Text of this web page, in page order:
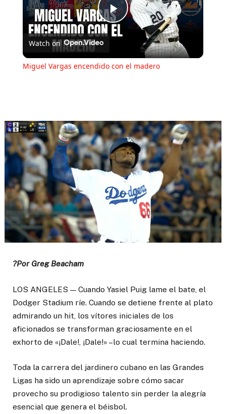
Play
Video
Watch on
Miguel Vargas encendido con el madero
?Por Greg Beacham
LOS ANGELES — Cuando Yasiel Puig lame el bate, el
Dodger Stadium ríe. Cuando se detiene frente al plato
admirando un hit, los vítores iniciales de los
aficionados se transforman graciosamente en el
exhorto de «¡Dale!, ¡Dale!» –lo cual termina haciendo.
Toda la carrera del jardinero cubano en las Grandes
Ligas ha sido un aprendizaje sobre cómo sacar
provecho su prodigioso talento sin perder la alegría
esencial que genera el béisbol.